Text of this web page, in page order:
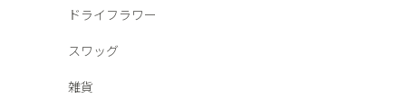
ドライフラワー
スワッグ
雑貨